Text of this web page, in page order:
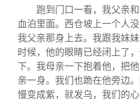
跑到门口一看，我父亲
血泊里面。西仓坡上一个人
我父亲那身上去。我跟我妹
时候，他的眼睛已经闭上了
下。我母亲一下抱着他，把
亲一身。我们也跪在他旁边
慢变成紫，就发乌，我们的